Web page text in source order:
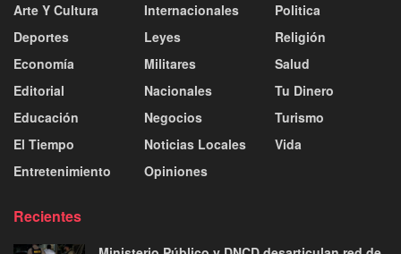
Arte Y Cultura
Deportes
Economía
Editorial
Educación
El Tiempo
Entretenimiento
Internacionales
Leyes
Militares
Nacionales
Negocios
Noticias Locales
Opiniones
Politica
Religión
Salud
Tu Dinero
Turismo
Vida
Recientes